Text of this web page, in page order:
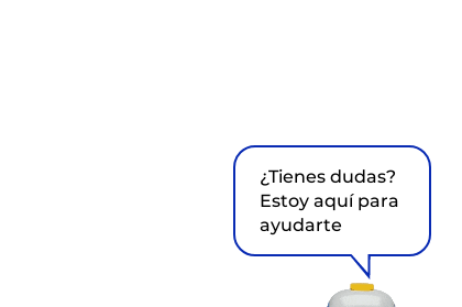
¿Tienes dudas?
Estoy aquí para
ayudarte